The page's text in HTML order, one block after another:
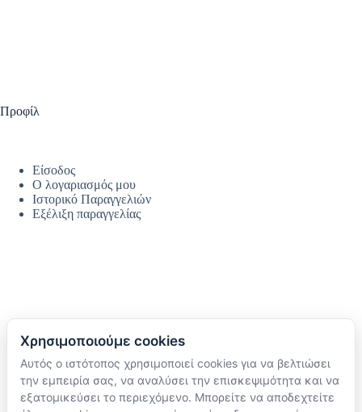
Προφίλ
Είσοδος
Ο λογαριασμός μου
Ιστορικό Παραγγελιών
Εξέλιξη παραγγελίας
Ακολουθήστε μας
TikTok
Instagram
Χρησιμοποιούμε cookies
Αυτός ο ιστότοπος χρησιμοποιεί cookies για να βελτιώσει
την εμπειρία σας, να αναλύσει την επισκεψιμότητα και να
εξατομικεύσει το περιεχόμενο. Μπορείτε να αποδεχτείτε